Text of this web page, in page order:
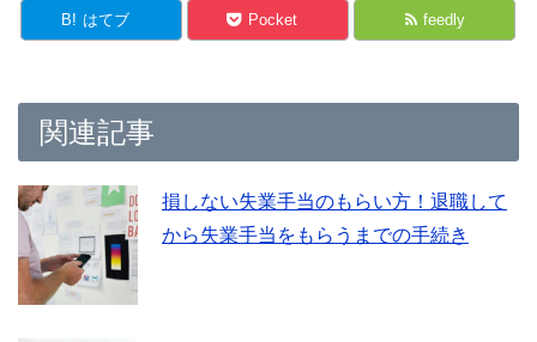
B! はてブ Pocket feedly
関連記事
損しない失業手当のもらい方！退職して
から失業手当をもらうまでの手続き